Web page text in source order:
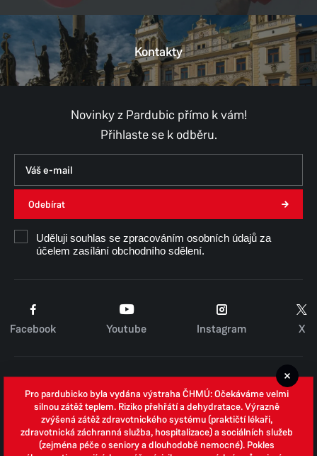
Kontakty
Novinky z Pardubic přímo k vám!
Přihlaste se k odběru.
Odebírat
Uděluji souhlas se zpracováním osobních údajů za
účelem zasílání obchodního sdělení.
Facebook Youtube Instagram X
Zpracování osobních údajů
Whistleblowing
Open data
Pro pardubicko byla vydána výstraha ČHMÚ: Očekáváme velmi
silnou zátěž teplem. Riziko přehřátí a dehydratace. Výrazně
zvýšená zátěž zdravotnického systému (praktičtí lékaři,
zdravotnická záchranná služba, hospitalizace) a sociálních služeb
(zejména péče o seniory a dlouhodobě nemocné). Pokles